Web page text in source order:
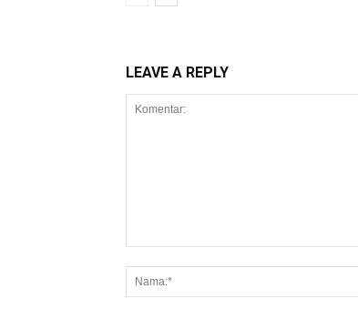
LEAVE A REPLY